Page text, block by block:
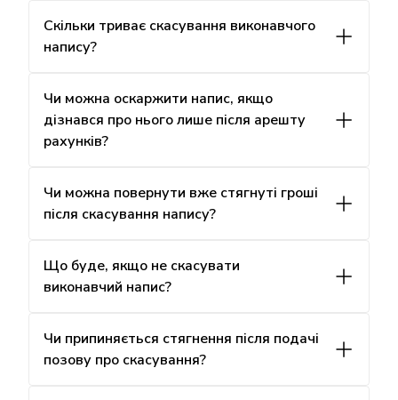
Скільки триває скасування виконавчого
напису?
Чи можна оскаржити напис, якщо
дізнався про нього лише після арешту
рахунків?
Чи можна повернути вже стягнуті гроші
після скасування напису?
Що буде, якщо не скасувати
виконавчий напис?
Чи припиняється стягнення після подачі
позову про скасування?